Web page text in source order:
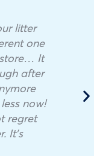
litter
one
It
after
now!
regret
It’s